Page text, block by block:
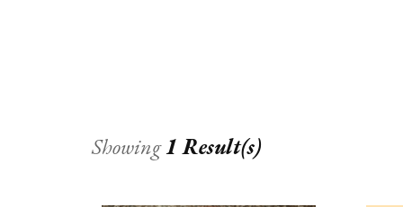
Showing1 Result(s)